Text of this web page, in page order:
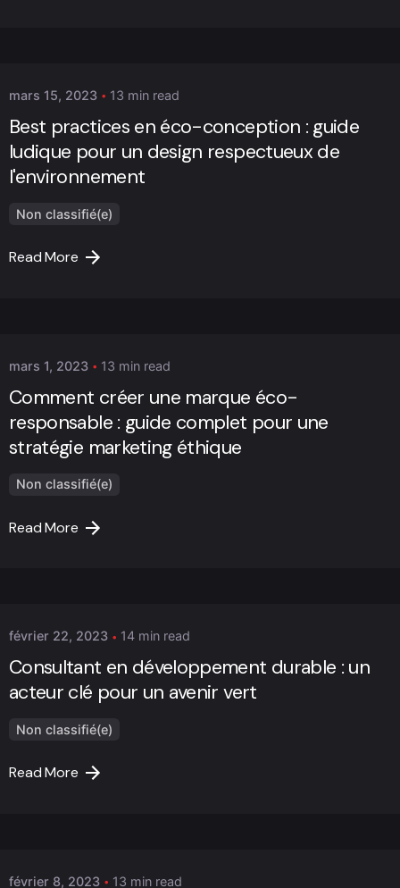
mars 15, 2023 13 min read
Best practices en éco-conception : guide
ludique pour un design respectueux de
l'environnement
Non classifié(e)
Read More
mars 1, 2023 13 min read
Comment créer une marque éco-
responsable : guide complet pour une
stratégie marketing éthique
Non classifié(e)
Read More
février 22, 2023 14 min read
Consultant en développement durable : un
acteur clé pour un avenir vert
Non classifié(e)
Read More
février 8, 2023 13 min read